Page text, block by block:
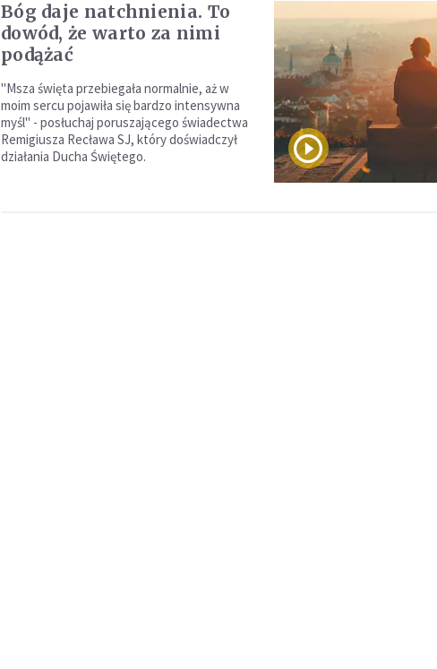
Bóg daje natchnienia. To
dowód, że warto za nimi
podążać
"Msza święta przebiegała normalnie, aż w
moim sercu pojawiła się bardzo intensywna
myśl" - posłuchaj poruszającego świadectwa
Remigiusza Recława SJ, który doświadczył
działania Ducha Świętego.